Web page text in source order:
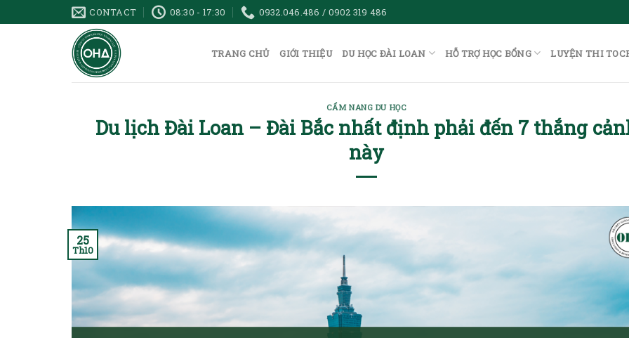
to
CONTACT 08:30 - 17:30 0932.046.486 / 0902 319 486
TRANG CHỦ GIỚI THIỆU DU HỌC ĐÀI LOAN HỖ TRỢ HỌC BỔNG LUYỆN THI
CẨM NANG DU HỌC
Du lịch Đài Loan – Đài Bắc nhất định phải đến 7 thắng
này
25
Th10